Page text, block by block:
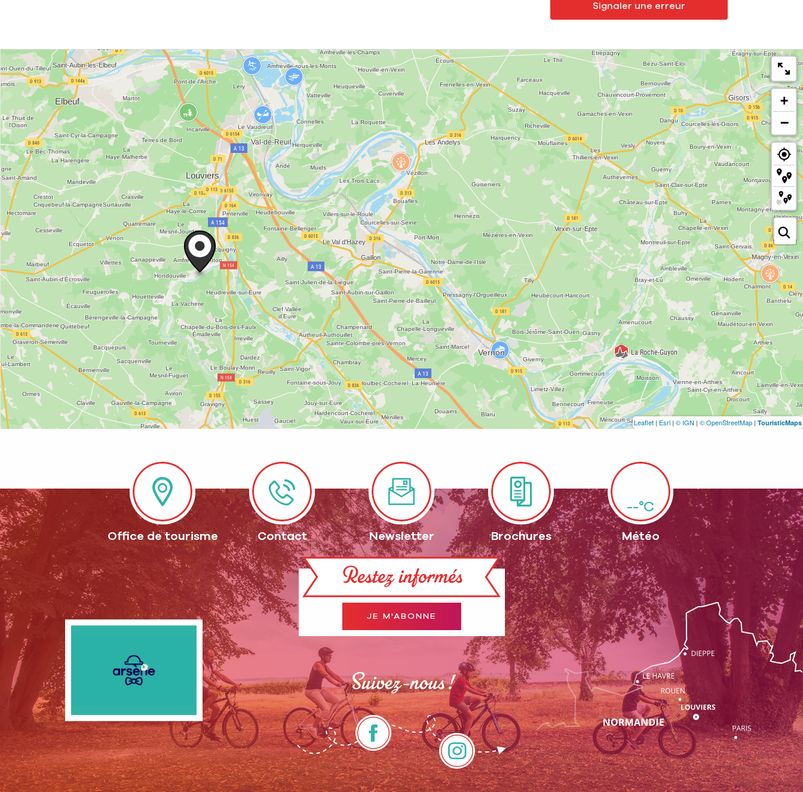
Signaler une erreur
+
−
Leaflet | Esri | © IGN | © OpenStreetMap | TouristicMaps
Office de tourisme Contact Newsletter Brochures
--°C
Météo
Restez informés
JE M'ABONNE
Suivez-nous !